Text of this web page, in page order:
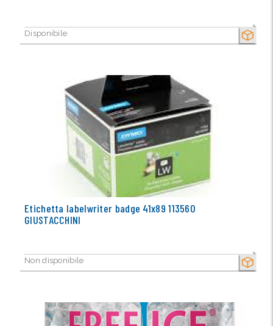
SECCO
Disponibile
SECCO
Etichetta labelwriter badge 41x89 113560
GIUSTACCHINI
Non disponibile